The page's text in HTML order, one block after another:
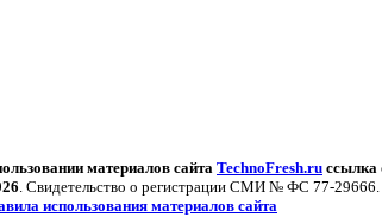
материалов сайта TechnoFresh.ru ссылка
. Свидетельство о регистрации СМИ № ФС 77-29666.
использования материалов сайта